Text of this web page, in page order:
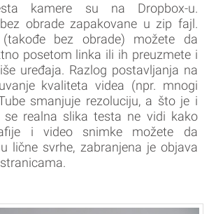
kamere su na Dropbox-u.
obrade zapakovane u zip fajl.
bez obrade) možete da
posetom linka ili ih preuzmete i
uređaja. Razlog postavljanja na
kvaliteta videa (npr. mnogi
smanjuje rezoluciju, a što je i
realna slika testa ne vidi kako
i video snimke možete da
lične svrhe, zabranjena je objava